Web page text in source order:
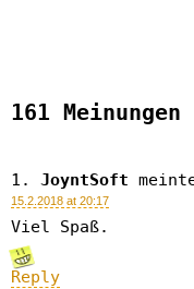
161 Meinungen
JoyntSoft
15.2.2018 at 20:17
Viel Spaß.
Reply